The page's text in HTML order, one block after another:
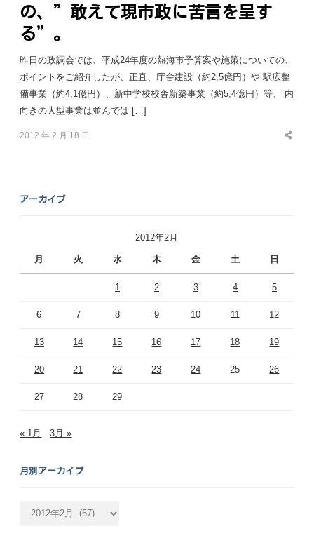
の、”敢えて現市政に苦言を呈す
る”。
昨日の政調会では、平成24年度の熱海市予算案や施策についての、
ポイントをご紹介したが、正直、庁舎建設（約2,5億円）や 駅広整
備事業（約4,1億円）、新中学校校舎新築事業（約5,4億円）等、 内
向きの大型事業は並んでは […]
2012 年 2 月 18 日
Share
アーカイブ
2012年2月
月 火 水 木 金 土 日
1 2 3 4 5
6 7 8 9 10 11 12
13 14 15 16 17 18 19
20 21 22 23 24 25 26
27 28 29
« 1月 3月 »
月別アーカイブ